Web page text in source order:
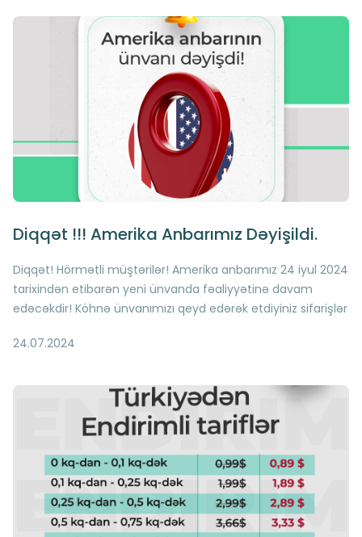
Diqqət !!! Amerika Anbarımız Dəyişildi.
Diqqət! Hörmətli müştərilər! Amerika anbarımız 24 iyul 2024
tarixindən etibarən yeni ünvanda fəaliyyətinə davam
edəcəkdir! Köhnə ünvanımızı qeyd edərək etdiyiniz sifarişlər
növbəli şəkildə sistemə işlənəcək Bağlamalarınızı daha
YENİ ünvanını qeyd etməyi unutmayın! Yeni ünvan Vadi
hesabınızda "Ünvanlarım" bölməsində əks olunmuşdur
24.07.2024